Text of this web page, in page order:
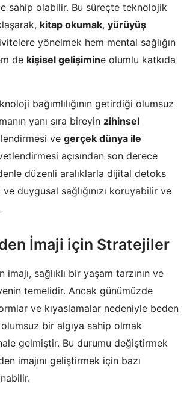
sahip olabilir. Bu süreçte teknolojik
kitap okumak, yürüyüş
yönelmek hem mental sağlığın
de kişisel gelişimine olumlu katkıda
bağımlılığının getirdiği olumsuz
yanı sıra bireyin zihinsel
ve gerçek dünya ile
açısından son derece
düzenli aralıklarla dijital detoks
duygusal sağlığınızı koruyabilir ve
İmaji için Stratejiler
imajı, sağlıklı bir yaşam tarzının ve
temelidir. Ancak günümüzde
ve kıyaslamalar nedeniyle beden
bir algıya sahip olmak
gelmiştir. Bu durumu değiştirmek
imajını geliştirmek için bazı